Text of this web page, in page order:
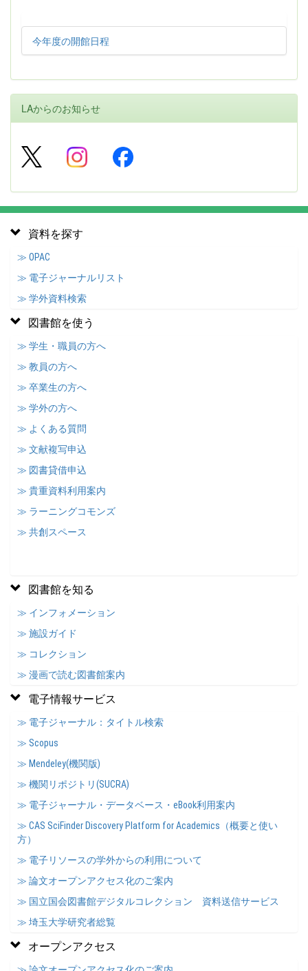
今年度の開館日程
LAからのお知らせ
資料を探す
≫ OPAC
≫ 電子ジャーナルリスト
≫ 学外資料検索
図書館を使う
≫ 学生・職員の方へ
≫ 教員の方へ
≫ 卒業生の方へ
≫ 学外の方へ
≫ よくある質問
≫ 文献複写申込
≫ 図書貸借申込
≫ 貴重資料利用案内
≫ ラーニングコモンズ
≫ 共創スペース
図書館を知る
≫ インフォメーション
≫ 施設ガイド
≫ コレクション
≫ 漫画で読む図書館案内
電子情報サービス
≫ 電子ジャーナル：タイトル検索
≫ Scopus
≫ Mendeley(機関版)
≫ 機関リポジトリ(SUCRA)
≫ 電子ジャーナル・データベース・eBook利用案内
≫ CAS SciFinder Discovery Platform for Academics（概要と使い
方）
≫ 電子リソースの学外からの利用について
≫ 論文オープンアクセス化のご案内
≫ 国立国会図書館デジタルコレクション 資料送信サービス
≫ 埼玉大学研究者総覧
オープンアクセス